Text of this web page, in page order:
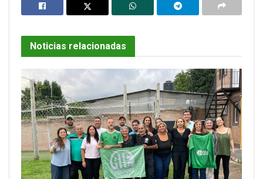
Noticias relacionadas